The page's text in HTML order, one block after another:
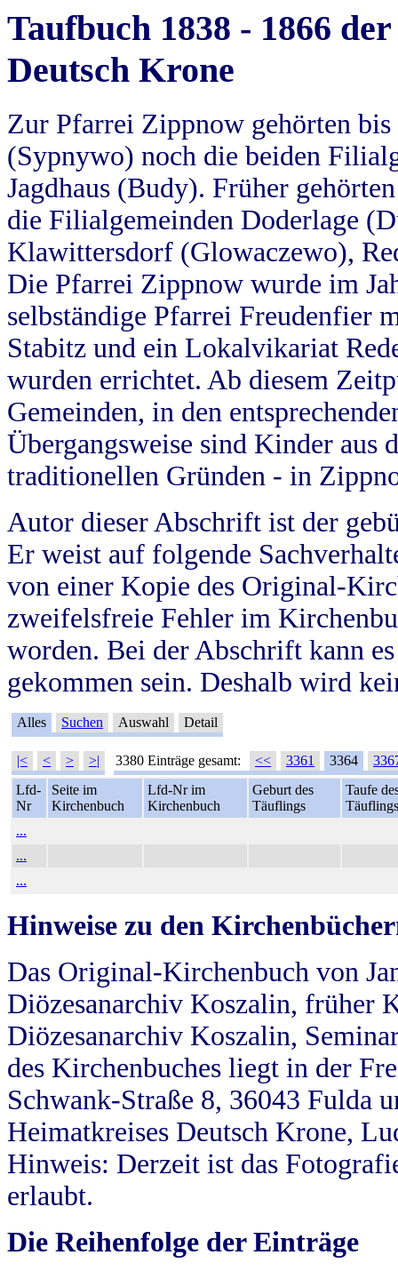
Taufbuch 1838 - 1866
Deutsch Krone
Zur Pfarrei Zippnow gehörten
(Sypnywo) noch die beiden
Jagdhaus (Budy). Früher
die Filialgemeinden Doderlage
Klawittersdorf (Glowaczewo),
Die Pfarrei Zippnow wurde im
selbständige Pfarrei Freudenfier
Stabitz und ein Lokalvikariat
wurden errichtet. Ab diesem
Gemeinden, in den
Übergangsweise sind Kinder aus
traditionellen Gründen - in
Autor dieser Abschrift ist der
Er weist auf folgende
von einer Kopie des Original-
zweifelsfreie Fehler im
worden. Bei der Abschrift kann
gekommen sein. Deshalb wird
Alles Suchen Auswahl Detail
|< < > >| 3380 Einträge gesamt: << 3361 3364
Lfd-
Nr
Seite im
Kirchenbuch
Lfd-Nr im
Kirchenbuch
Geburt des
Täuflings
Taufe
Täuflings
...
...
...
Hinweise zu den
Das Original-Kirchenbuch von
Diözesanarchiv Koszalin, früher
Diözesanarchiv Koszalin,
des Kirchenbuches liegt in der
Schwank-Straße 8, 36043 Fulda
Heimatkreises Deutsch Krone,
Hinweis: Derzeit ist das
erlaubt.
Die Reihenfolge der Einträge